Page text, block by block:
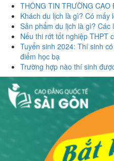
THÔNG TIN TRƯỜNG CAO
Khách du lịch là gì? Có mấy
Sản phẩm du lịch là gì?
Nếu thi rớt tốt nghiệp THPT
Tuyển sinh 2024: Thí sinh
điểm học bạ
Trường hợp nào thí sinh